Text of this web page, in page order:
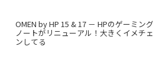
OMEN by HP 15 & 17 － HPのゲーミング
ノートがリニューアル！大きくイメチェ
ンしてる